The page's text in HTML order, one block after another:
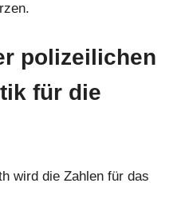
polizeilichen
für die
wird die Zahlen für das